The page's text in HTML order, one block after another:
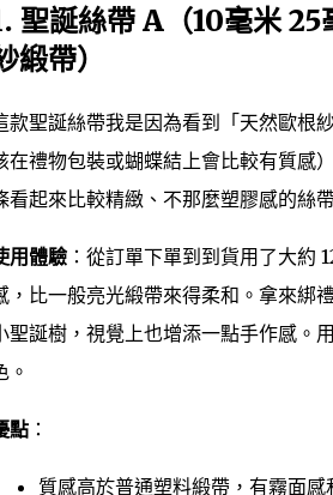
聖誕絲帶 A（10毫米
緞帶）
款聖誕絲帶我是因為看到「天然歐根
在禮物包裝或蝴蝶結上會比較有質感
看起來比較精緻、不那麼塑膠感的絲
用體驗：從訂單下單到到貨用了大約
，比一般亮光緞帶來得柔和。拿來綁
聖誕樹，視覺上也增添一點手作感。
。
點：
質感高於普通塑料緞帶，有霧面感